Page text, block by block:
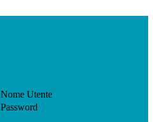
Nome Utente
Password